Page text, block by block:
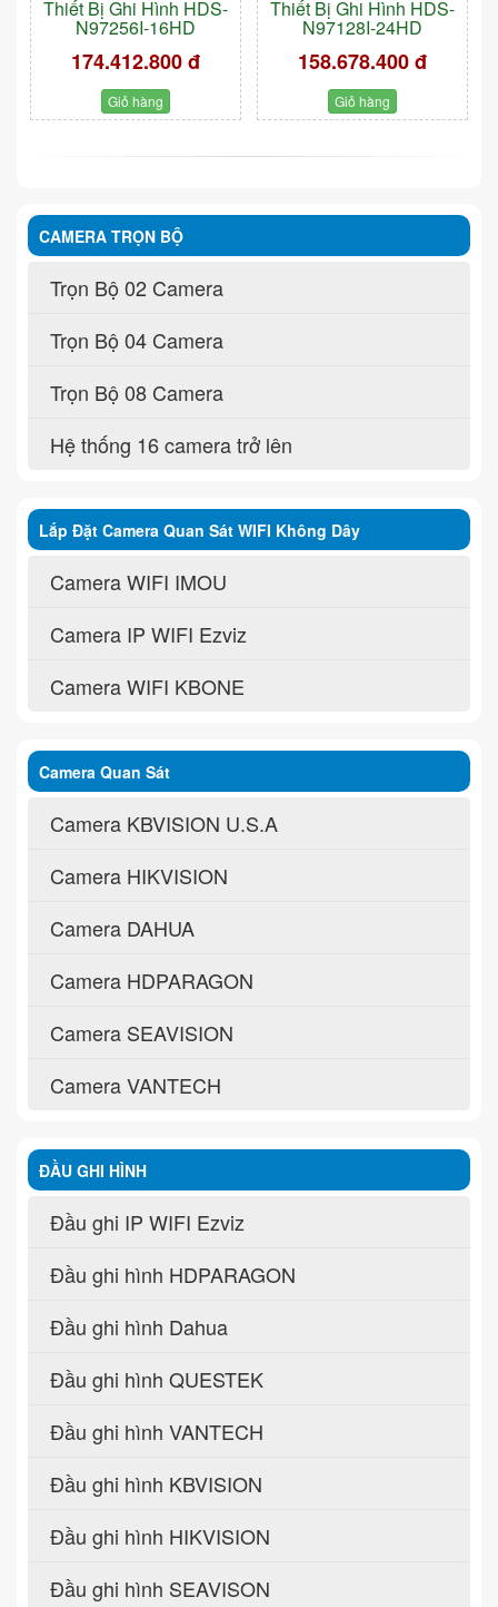
Thiết Bị Ghi Hình HDS-
N97256I-16HD
174.412.800 đ
Giỏ hàng
Thiết Bị Ghi Hình HDS-
N97128I-24HD
158.678.400 đ
Giỏ hàng
CAMERA TRỌN BỘ
Trọn Bộ 02 Camera
Trọn Bộ 04 Camera
Trọn Bộ 08 Camera
Hệ thống 16 camera trở lên
Lắp Đặt Camera Quan Sát WIFI Không Dây
Camera WIFI IMOU
Camera IP WIFI Ezviz
Camera WIFI KBONE
Camera Quan Sát
Camera KBVISION U.S.A
Camera HIKVISION
Camera DAHUA
Camera HDPARAGON
Camera SEAVISION
Camera VANTECH
ĐẦU GHI HÌNH
Đầu ghi IP WIFI Ezviz
Đầu ghi hình HDPARAGON
Đầu ghi hình Dahua
Đầu ghi hình QUESTEK
Đầu ghi hình VANTECH
Đầu ghi hình KBVISION
Đầu ghi hình HIKVISION
Đầu ghi hình SEAVISON